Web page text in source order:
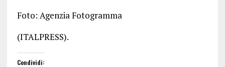
Foto: Agenzia Fotogramma
(ITALPRESS).
Condividi: